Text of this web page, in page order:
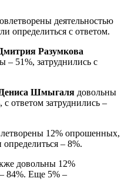
деятельностью
определиться с ответом.
Разумкова
– 51%, затруднились с
Дениса Шмыгаля довольны
ответом затруднились –
12% опрошенных,
– 8%.
довольны 12%
84%. Еще 5% –